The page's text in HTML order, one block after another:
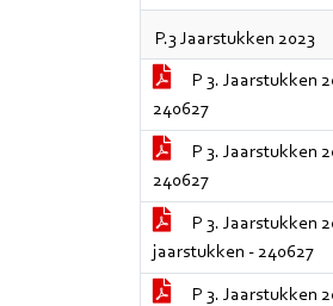
P.3 Jaarstukken 2023
P 3. Jaarstukken
240627
P 3. Jaarstukken
240627
P 3. Jaarstukken
jaarstukken - 240627
P 3. Jaarstukken